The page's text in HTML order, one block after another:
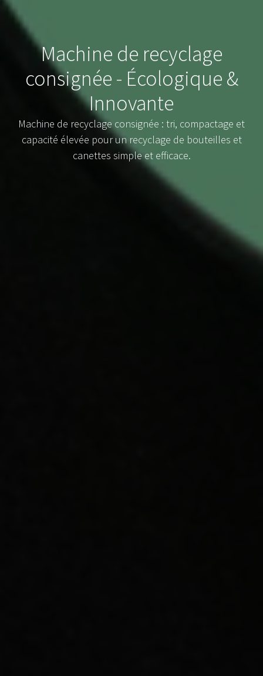
Machine de recyclage
consignée - Écologique &
Innovante
Machine de recyclage consignée : tri, compactage et
capacité élevée pour un recyclage de bouteilles et
canettes simple et efficace.